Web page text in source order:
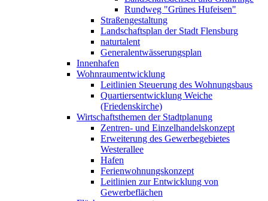
Rundweg "Grünes Hufeisen"
Straßengestaltung
Landschaftsplan der Stadt Flensburg
naturtalent
Generalentwässerungsplan
Innenhafen
Wohnraumentwicklung
Leitlinien Steuerung des Wohnungsbaus
Quartiersentwicklung Weiche
(Friedenskirche)
Wirtschaftsthemen der Stadtplanung
Zentren- und Einzelhandelskonzept
Erweiterung des Gewerbegebietes
Westerallee
Hafen
Ferienwohnungskonzept
Leitlinien zur Entwicklung von
Gewerbeflächen